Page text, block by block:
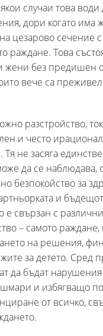
случаи това води
дори когато има
цезарово сечение
раждане. Това
жени без предишен
вече са
разстройство,
и често
Тя не засяга
да се наблюдава,
безпокойство за
и
е свързан с
– самото
на решения,
за детето. Сред
да бъдат
и избягващо
от всичко,